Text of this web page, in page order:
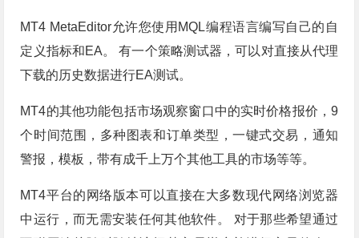
MT4 MetaEditor允许您使用MQL编程语言编写自己的自
定义指标和EA。 有一个策略测试器，可以对直接从代理
下载的历史数据进行EA测试。
MT4的其他功能包括市场观察窗口中的实时价格报价，9
个时间范围，多种图表和订单类型，一键式交易，通知
警报，模板，带有成千上万个其他工具的市场等等。
MT4平台的网络版本可以直接在大多数现代网络浏览器
中运行，而无需安装任何其他软件。 对于那些希望通过